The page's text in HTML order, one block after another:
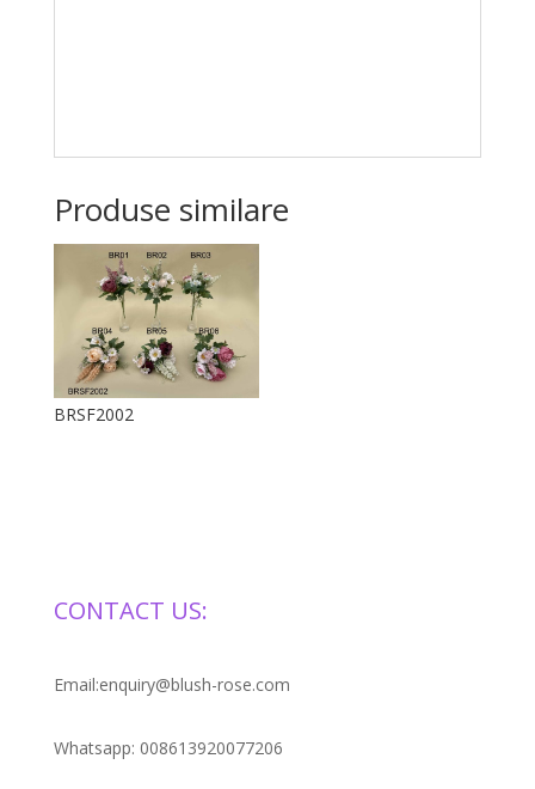
Produse similare
BRSF2002
CONTACT US:
Email:enquiry@blush-rose.com
Whatsapp: 008613920077206